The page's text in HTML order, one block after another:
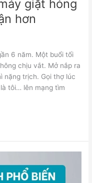
giặt hỏng
hơn
6 năm. Một buổi tối
chịu vắt. Mở nắp ra
nặng trịch. Gọi thợ lúc
tôi… lên mạng tìm